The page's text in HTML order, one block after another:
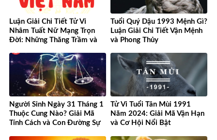
Luận Giải Chi Tiết Tử Vi
Nhâm Tuất Nữ Mạng Trọn
Đời: Những Thăng Trầm và
Tuổi Quý Dậu 1993 Mệnh Gì?
Luận Giải Chi Tiết Vận Mệnh
và Phong Thủy
Người Sinh Ngày 31 Tháng 1
Thuộc Cung Nào? Giải Mã
Tính Cách và Con Đường Sự
Tử Vi Tuổi Tân Mùi 1991
Năm 2024: Giải Mã Vận Hạn
và Cơ Hội Nổi Bật